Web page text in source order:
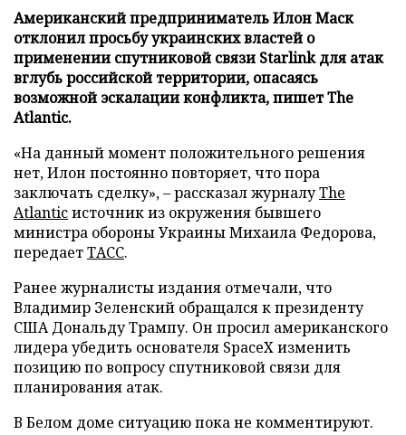
Американский предприниматель Илон Маск
отклонил просьбу украинских властей о
применении спутниковой связи Starlink для атак
вглубь российской территории, опасаясь
возможной эскалации конфликта, пишет The
Atlantic.
«На данный момент положительного решения
нет, Илон постоянно повторяет, что пора
заключать сделку», – рассказал журналуThe
Atlanticисточник из окружения бывшего
министра обороны Украины Михаила Федорова,
передаетТАСС.
Ранее журналисты издания отмечали, что
Владимир Зеленский обращался к президенту
США Дональду Трампу. Он просил американского
лидера убедить основателя SpaceX изменить
позицию по вопросу спутниковой связи для
планирования атак.
В Белом доме ситуацию пока не комментируют.